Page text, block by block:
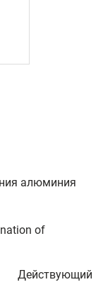
алюминия
of
Действующий